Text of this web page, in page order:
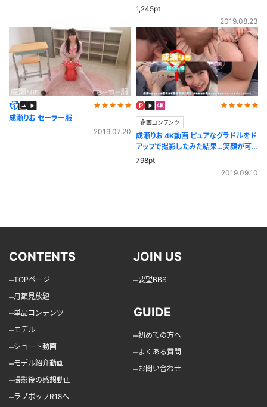
1,245pt
2019.08.23
成瀬りお セーラー服
2019.07.20
企画コンテンツ
成瀬りお 4K動画 ピュアなグラドルをド
アップで撮影したみた結果…笑顔が可
愛いすぎた！接写編
798pt
2019.09.10
CONTENTS
–TOPページ
–月額見放題
–単品コンテンツ
–モデル
–ショート動画
–モデル紹介動画
–撮影後の感想動画
–ラブポップR18へ
JOIN US
–要望BBS
GUIDE
–初めての方へ
–よくある質問
–お問い合わせ